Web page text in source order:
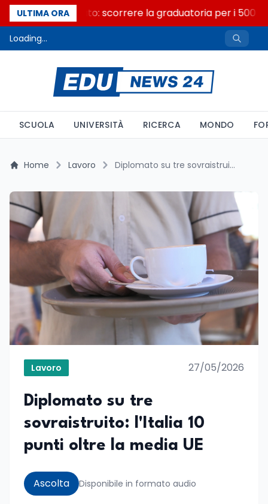
ULTIMA ORA
Consiglio di Stato: scorrere la graduatoria per i 500
Loading...
SCUOLA UNIVERSITÀ RICERCA MONDO
Home Lavoro Diplomato su tre sovraistruito: l'Italia 10 punti oltre la media UE
Lavoro 27/05/2026
Diplomato su tre
sovraistruito: l'Italia 10
punti oltre la media UE
Ascolta Disponibile in formato audio